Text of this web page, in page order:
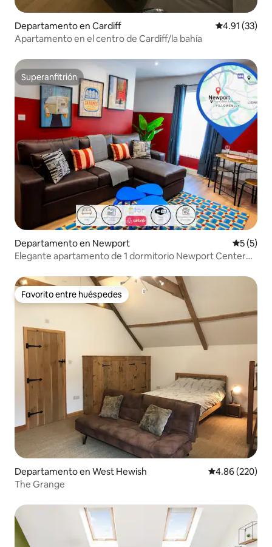
Departamento en Cardiff Calificación
4.91 (33)
Apartamento en el centro de Cardiff/la bahía
Superanfitrión
Superanfitrión
Departamento en Newport
5 (5)
Elegante apartamento de 1 dormitorio Newport Center
Favorito entre huéspedes
Favorito entre huéspedes
Departamento en West Hewish Calificación
4.86 (220)
The Grange